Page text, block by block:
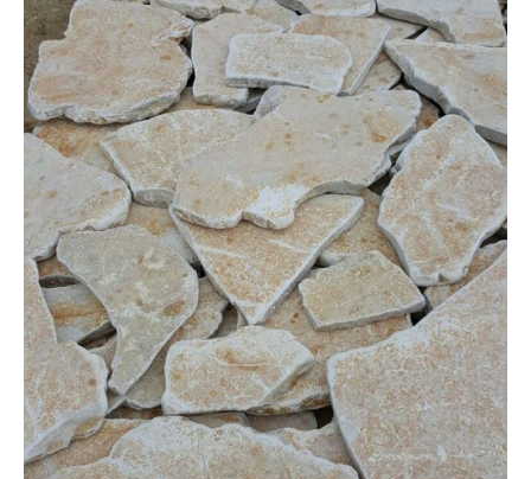
SONDERNABFERTIGUNGEN
ÜBER UNS
AKTUALITÄTEN
SHOWROOM
KONTAKT